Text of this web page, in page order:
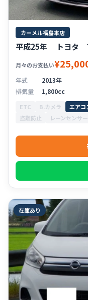
カーメル福島本店
平成25年 トヨタ
月々のお支払い
年式
2013年
排気量
1,800cc
ETC B.カメラ エアコ
盗難防止
レーンセンサー
在庫あり